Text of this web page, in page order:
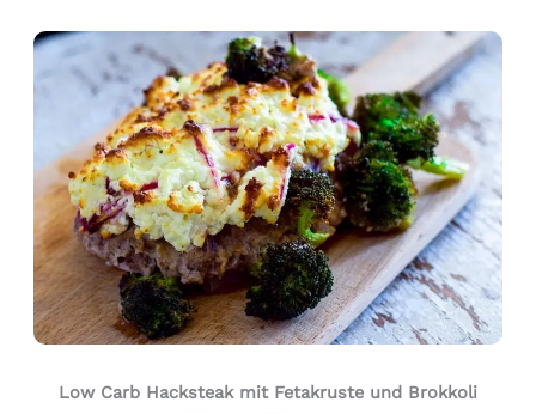
Low Carb Hacksteak mit Fetakruste und Brokkoli